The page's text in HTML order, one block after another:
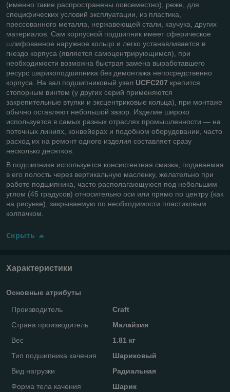
(именно такие распространены повсеместно), реже, для
специфических условий эксплуатации, из пластика,
прессованного металла, нержавеющей стали, каучука, других
материалов. Сам корпусной подшипник имеет сферическое
шлифованное наружное кольцо и легко устанавливается в
гнездо корпуса (является самоцентрирующимся), при
необходимости возможна быстрая замена выработавшего
ресурс шарикоподшипника без демонтажа непосредственно
корпуса. На вал подшипниковый узел UCFC207 крепится
стопорным винтом (у других серий применяются
закрепительные втулки и эксцентриковые кольца), при монтаже
обычно оставляют небольшой зазор. Изделие широко
используется в самых разных отраслях промышленности — на
поточных линиях, конвейерах и подобном оборудовании, часто
расход их на ремонт одного изделия составляет сразу
несколько десятков.
В подшипнике используется консистентная смазка, подаваемая
в его полость через вертикальную масленку, желательно при
работе подшипника, часто располагающуюся под небольшим
углом (45 градусов) относительно оси или прямо по центру (как
на рисунке), закрываемую по необходимости пластиковым
колпачком.
Скрыть
Характеристики
Основные атрибуты
Производитель
Craft
Страна производитель
Малайзия
Вес
1.81 кг
Тип подшипника качения
Шариковый
Вид нагрузки
Радиальная
Форма тела качения
Шарик